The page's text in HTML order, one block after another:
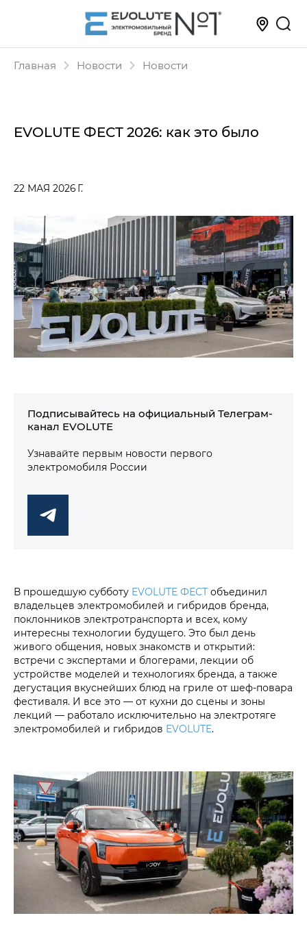
Главная Новости Новости
EVOLUTE ФЕСТ 2026: как это было
22 МАЯ 2026 Г.
Подписывайтесь на официальный Телеграм-
канал EVOLUTE
Узнавайте первым новости первого
электромобиля России
В прошедшую субботу EVOLUTE ФЕСТ объединил
владельцев электромобилей и гибридов бренда,
поклонников электротранспорта и всех, кому
интересны технологии будущего. Это был день
живого общения, новых знакомств и открытий:
встречи с экспертами и блогерами, лекции об
устройстве моделей и технологиях бренда, а также
дегустация вкуснейших блюд на гриле от шеф-повара
фестиваля. И все это — от кухни до сцены и зоны
лекций — работало исключительно на электротяге
электромобилей и гибридов EVOLUTE.